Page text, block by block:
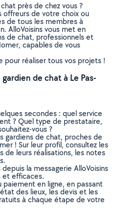
près de chez vous ?
de votre choix ou
de tous les membres à
AlloVoisins vous met en
de chat, professionnels et
capables de vous
pour réaliser tous vos projets !
de chat à Le Pas-
secondes : quel service
? Quel type de prestataire,
vous ?
gardiens de chat, proches de
! Sur leur profil, consultez les
de leurs réalisations, les notes
la messagerie AlloVoisins
et efficaces.
en ligne, en passant
des lieux, les devis et les
à chaque étape de votre